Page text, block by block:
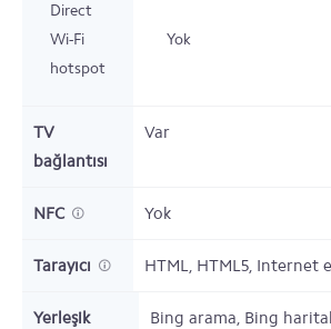
Direct
Wi-Fi
hotspot
Yok
TV
bağlantısı
Var
NFC Yok
Tarayıcı HTML, HTML5, Internet
Yerleşik
Bing arama, Bing